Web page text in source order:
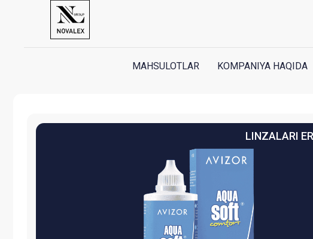
MAHSULOTLAR KOMPANIYA HAQIDA
LINZALARI ERITMASI